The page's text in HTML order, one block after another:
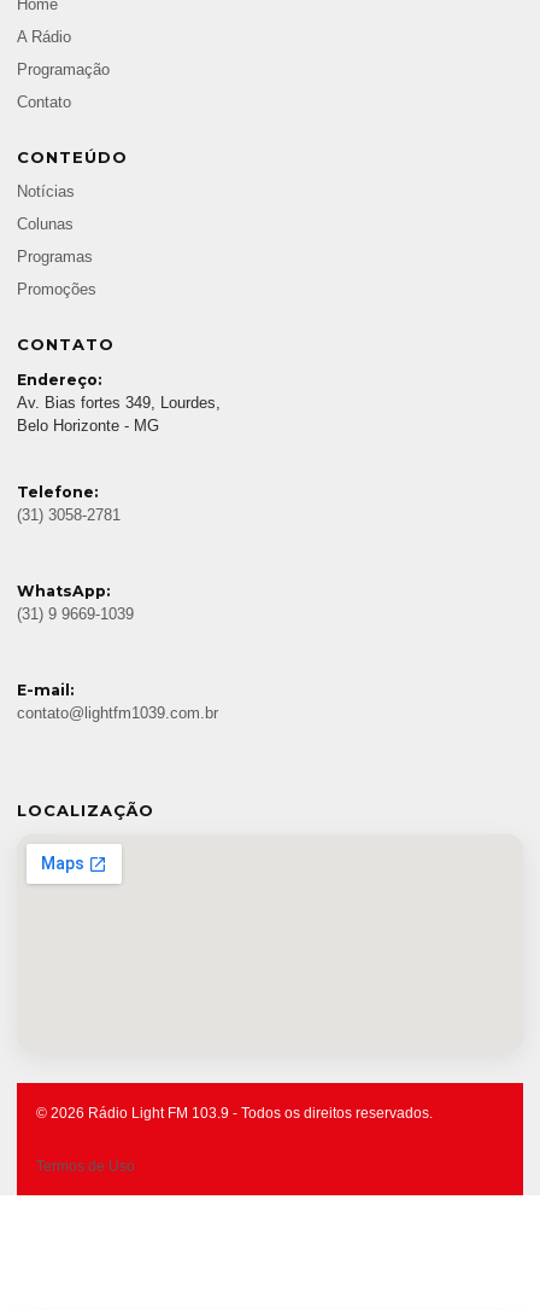
Home
A Rádio
Programação
Contato
CONTEÚDO
Notícias
Colunas
Programas
Promoções
CONTATO
Endereço:
Av. Bias fortes 349, Lourdes,
Belo Horizonte - MG
Telefone:
(31) 3058-2781
WhatsApp:
(31) 9 9669-1039
E-mail:
contato@lightfm1039.com.br
LOCALIZAÇÃO
© 2026 Rádio Light FM 103.9 - Todos os direitos reservados.
Termos de Uso